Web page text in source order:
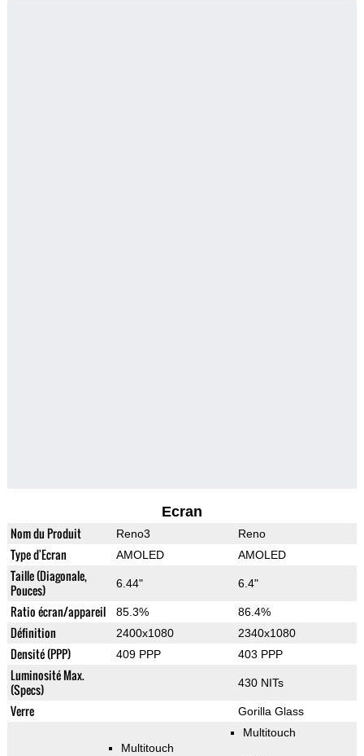
Ecran
Nom du Produit Reno3 Reno
Type d'Ecran AMOLED AMOLED
Taille (Diagonale,
Pouces)
6.44" 6.4"
Ratio écran/appareil 85.3% 86.4%
Définition 2400x1080 2340x1080
Densité (PPP) 409 PPP 403 PPP
Luminosité Max.
(Specs)
430 NITs
Verre Gorilla Glass
Multitouch
Multitouch